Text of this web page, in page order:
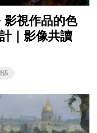
影視作品的色
｜影像共讀
係